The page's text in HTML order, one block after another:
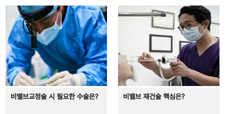
비밸브교정술 시 필요한 수술은? 비밸브 재건술 핵심은?